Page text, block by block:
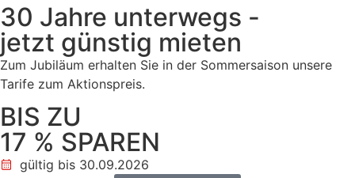
30 Jahre unterwegs -
jetzt günstig mieten
Zum Jubiläum erhalten Sie in der Sommersaison unsere
Tarife zum Aktionspreis.
BIS ZU
17 % SPAREN
gültig bis 30.09.2026